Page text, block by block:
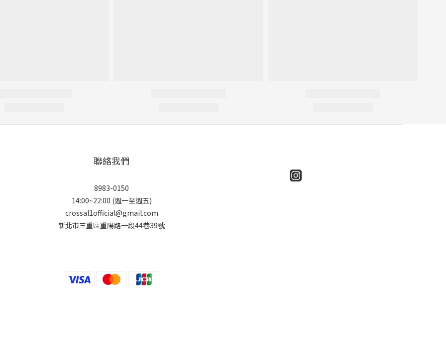
聯絡我們
8983-0150
14:00~22:00 (週一至週五)
crossal1official@gmail.com
新北市三重區重陽路一段44巷39號